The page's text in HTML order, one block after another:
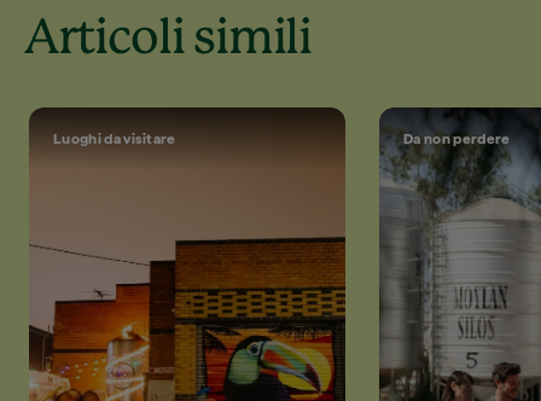
Articoli simili
Luoghi da visitare Da non perdere